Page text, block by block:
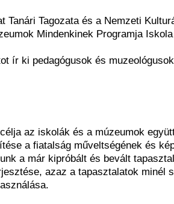
Tanári Tagozata és a Nemzeti
Mindenkinek Programja
ír ki pedagógusok és
az iskolák és a múzeumok
a fiatalság műveltségének és
a már kipróbált és bevált
azaz a tapasztalatok minél